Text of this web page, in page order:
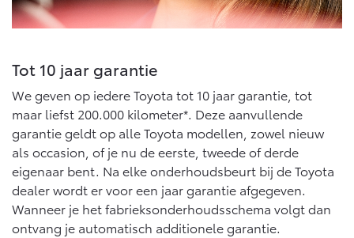
Tot 10 jaar garantie
We geven op iedere Toyota tot 10 jaar garantie, tot
maar liefst 200.000 kilometer*. Deze aanvullende
garantie geldt op alle Toyota modellen, zowel nieuw
als occasion, of je nu de eerste, tweede of derde
eigenaar bent. Na elke onderhoudsbeurt bij de Toyota
dealer wordt er voor een jaar garantie afgegeven.
Wanneer je het fabrieksonderhoudsschema volgt dan
ontvang je automatisch additionele garantie.